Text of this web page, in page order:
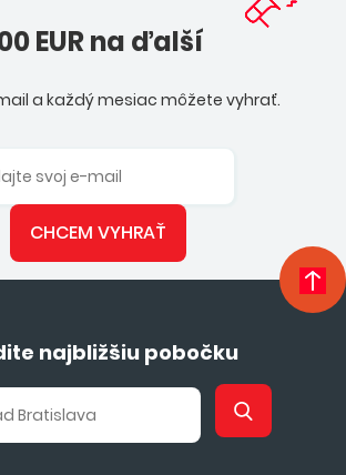
EUR na ďalší
a každý mesiac môžete vyhrať.
CHCEM VYHRAŤ
najbližšiu pobočku